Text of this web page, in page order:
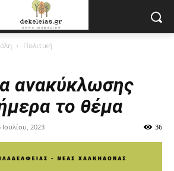
Πολιτική
ανακύκλωσης
το θέμα
Ιουλίου, 2023 36